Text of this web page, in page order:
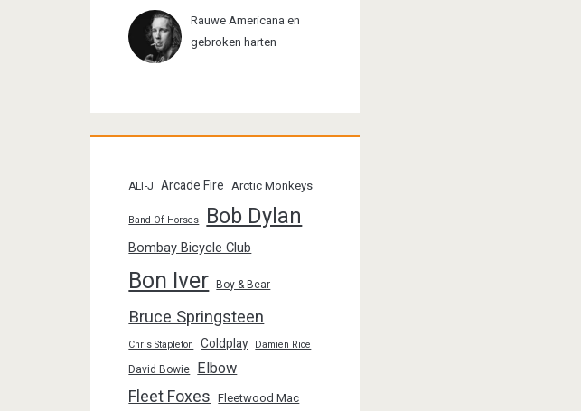
Rauwe Americana en
gebroken harten
ALT-J Arcade Fire Arctic Monkeys
Band Of Horses Bob Dylan
Bombay Bicycle Club
Bon Iver Boy & Bear
Bruce Springsteen
Chris Stapleton Coldplay Damien Rice
David Bowie Elbow
Fleet Foxes Fleetwood Mac